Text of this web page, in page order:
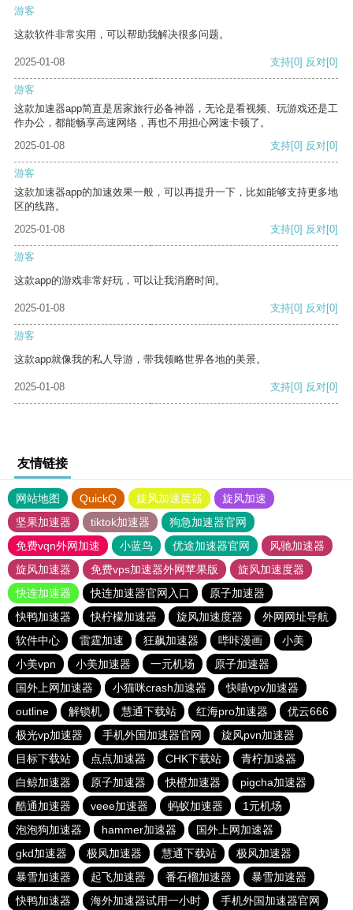
游客
这款软件非常实用，可以帮助我解决很多问题。
2025-01-08 支持[0] 反对[0]
游客
这款加速器app简直是居家旅行必备神器，无论是看视频、玩游戏还是工
作办公，都能畅享高速网络，再也不用担心网速卡顿了。
2025-01-08
支持[0] 反对[0]
游客
这款加速器app的加速效果一般，可以再提升一下，比如能够支持更多地
区的线路。
2025-01-08
支持[0] 反对[0]
游客
这款app的游戏非常好玩，可以让我消磨时间。
2025-01-08 支持[0] 反对[0]
游客
这款app就像我的私人导游，带我领略世界各地的美景。
2025-01-08 支持[0] 反对[0]
友情链接
网站地图 QuickQ 旋风加速度器
旋风加速
坚果加速器
tiktok加速器
狗急加速器官网
免费vqn外网加速
小蓝鸟 优途加速器官网
风驰加速器
旋风加速器
免费vps加速器外网苹果版
旋风加速度器
快连加速器
快连加速器官网入口
原子加速器
快鸭加速器
快柠檬加速器 旋风加速度器
外网网址导航
软件中心
雷霆加速 狂飙加速器 哔咔漫画
小美
小美vpn
小美加速器 一元机场
原子加速器
国外上网加速器
小猫咪crash加速器
快喵vpv加速器
outline
解锁机 慧通下载站 红海pro加速器
优云666
极光vp加速器
手机外国加速器官网
旋风pvn加速器
目标下载站
点点加速器 CHK下载站
青柠加速器
白鲸加速器
原子加速器 快橙加速器
pigcha加速器
酷通加速器
veee加速器 蚂蚁加速器
1元机场
泡泡狗加速器
hammer加速器
国外上网加速器
gkd加速器
极风加速器 慧通下载站
极风加速器
暴雪加速器
起飞加速器 番石榴加速器
暴雪加速器
快鸭加速器
海外加速器试用一小时 手机外国加速器官网